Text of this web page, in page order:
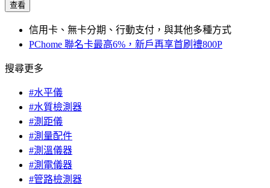
查看
信用卡、無卡分期、行動支付，與其他多種方式
PChome 聯名卡最高6%，新戶再享首刷禮800P
搜尋更多
#水平儀
#水質檢測器
#測距儀
#測量配件
#測溫儀器
#測電儀器
#管路檢測器